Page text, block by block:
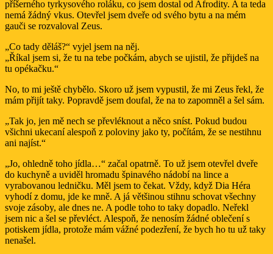
příšerného tyrkysového roláku, co jsem dostal od Afrodity. A ta teda
nemá žádný vkus. Otevřel jsem dveře od svého bytu a na mém
gauči se rozvaloval Zeus.
„Co tady děláš?“ vyjel jsem na něj.
„Říkal jsem si, že tu na tebe počkám, abych se ujistil, že přijdeš na
tu opékačku.“
No, to mi ještě chybělo. Skoro už jsem vypustil, že mi Zeus řekl, že
mám přijít taky. Popravdě jsem doufal, že na to zapomněl a šel sám.
„Tak jo, jen mě nech se převléknout a něco sníst. Pokud budou
všichni ukecaní alespoň z poloviny jako ty, počítám, že se nestihnu
ani najíst.“
„Jo, ohledně toho jídla…“ začal opatrně. To už jsem otevřel dveře
do kuchyně a uviděl hromadu špinavého nádobí na lince a
vyrabovanou ledničku. Měl jsem to čekat. Vždy, když Dia Héra
vyhodí z domu, jde ke mně. A já většinou stihnu schovat všechny
svoje zásoby, ale dnes ne. A podle toho to taky dopadlo. Neřekl
jsem nic a šel se převléct. Alespoň, že nenosím žádné oblečení s
potiskem jídla, protože mám vážné podezření, že bych ho tu už taky
nenašel.